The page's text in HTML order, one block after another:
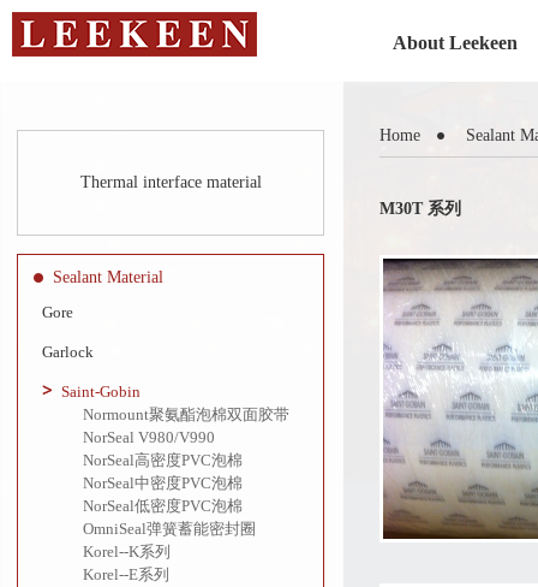
About Leekeen
Thermal interface material
Sealant Material
Gore
Garlock
Saint-Gobin
Normount聚氨酯泡棉双面胶带
NorSeal V980/V990
NorSeal高密度PVC泡棉
NorSeal中密度PVC泡棉
NorSeal低密度PVC泡棉
OmniSeal弹簧蓄能密封圈
Korel--K系列
Korel--E系列
Home Sealant
M30T 系列